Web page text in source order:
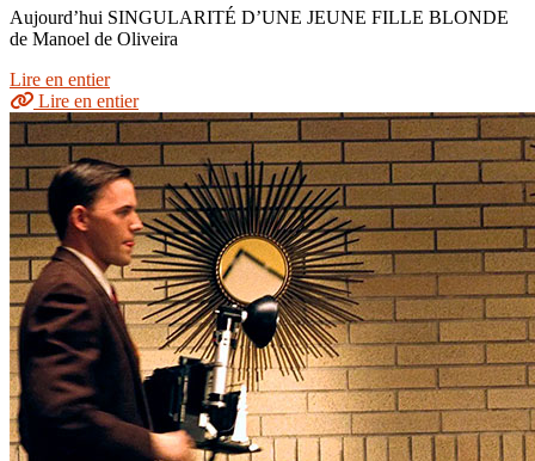
Aujourd’hui SINGULARITÉ D’UNE JEUNE FILLE BLONDE
de Manoel de Oliveira
Lire en entier
Lire en entier